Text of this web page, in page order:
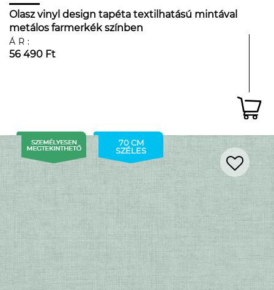
Olasz vinyl design tapéta textilhatású mintával
metálos farmerkék színben
ÁR:
56 490 Ft
70 CM
SZÉLES